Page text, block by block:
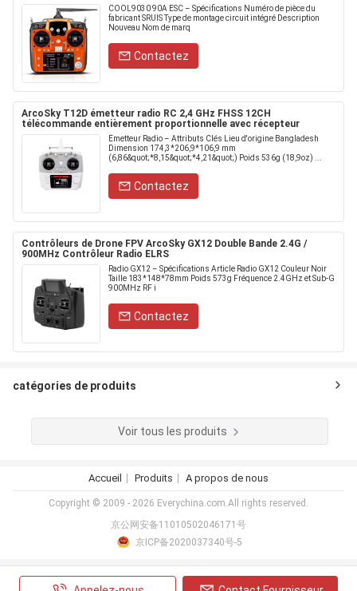
COOL9030 90A ESC – Spécifications Numéro de pièce du
fabricant SRUIS Type de montage circuit intégré Description
Nouveau Nom de marq
Contactez
ArcoSky T12D émetteur radio RC 2,4 GHz FHSS 12CH
télécommande entièrement proportionnelle avec récepteur
Émetteur Radio – Attributs Clés Lieu d'origine Bangladesh
Dimension 174,3*206,9*106,9 mm
(6,86&quot;*8,15&quot;*4,21&quot;) Poids 536g (18,9oz) ...
Contactez
Contrôleurs de Drone FPV ArcoSky GX12 Double Bande 2.4G /
900MHz Contrôleur Radio ELRS
Radio GX12 – Spécifications Article Radio GX12 Couleur Noir
Taille 183*148*78mm Poids 573g Fréquence 2.4GHz et Sub-G
900MHz RF i
Contactez
catégories de produits
Voir tous les produits
Accueil Produits A propos de nous
Copyright © 2009 - 2026 Everychina.com.All rights reserved.
京公网安备11010502046171号
京ICP备2020037340号-5